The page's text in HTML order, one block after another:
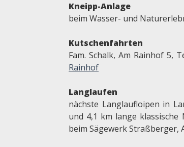
Kneipp-Anlage
beim Wasser- und
Kutschenfahrten
Fam. Schalk, Am Rainhof 5,
Rainhof
Langlaufen
nächste Langlaufloipen in
und 4,1 km lange
beim Sägewerk Straßberger,